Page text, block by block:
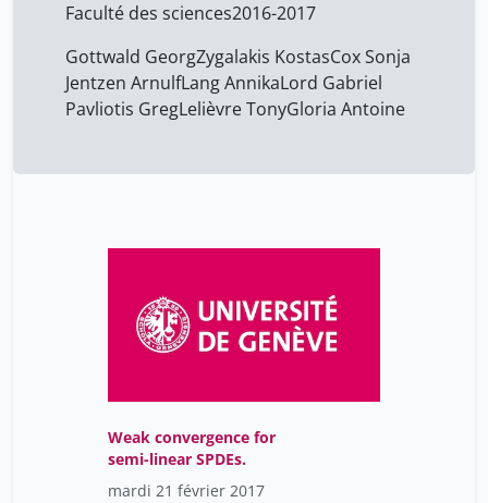
Faculté des sciences2016-2017
Gottwald GeorgZygalakis KostasCox Sonja
Jentzen ArnulfLang AnnikaLord Gabriel
Pavliotis GregLelièvre TonyGloria Antoine
Weak convergence for
semi-linear SPDEs.
mardi 21 février 2017